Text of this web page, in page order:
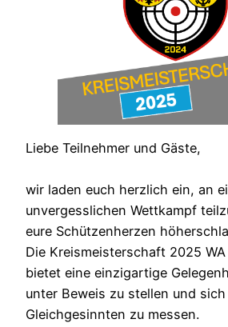
Liebe Teilnehmer und Gäste,
wir laden euch herzlich ein, an
unvergesslichen Wettkampf
eure Schützenherzen
Die Kreismeisterschaft 2025
bietet eine einzigartige
unter Beweis zu stellen und
Gleichgesinnten zu messen.